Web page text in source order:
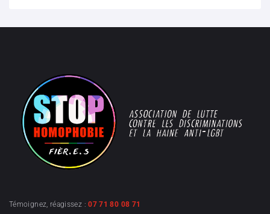
Témoignez, réagissez :07 71 80 08 71